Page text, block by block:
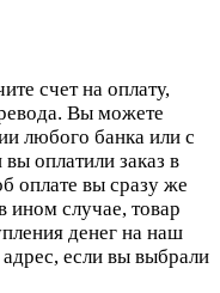
счет на оплату,
Вы можете
любого банка или с
оплатили заказ в
оплате вы сразу же
ином случае, товар
денег на наш
если вы выбрали